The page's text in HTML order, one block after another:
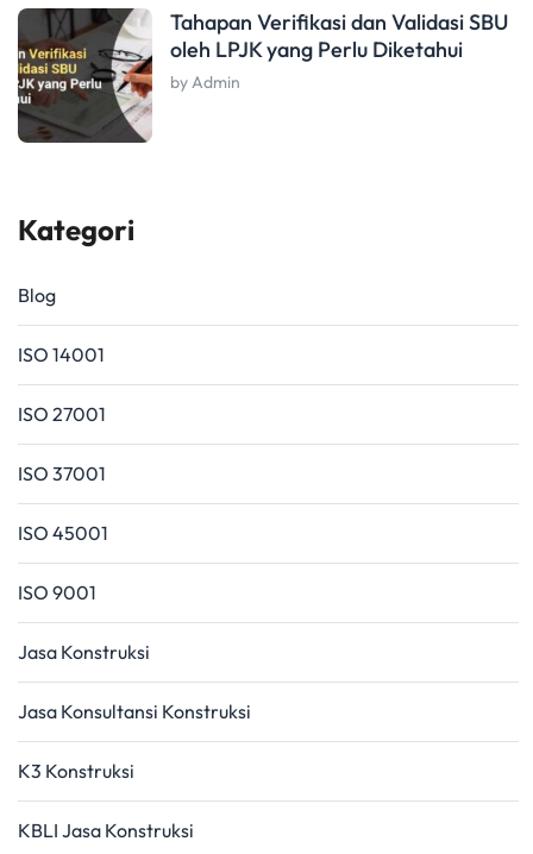
Tahapan Verifikasi dan Validasi SBU
oleh LPJK yang Perlu Diketahui
by Admin
Kategori
Blog
ISO 14001
ISO 27001
ISO 37001
ISO 45001
ISO 9001
Jasa Konstruksi
Jasa Konsultansi Konstruksi
K3 Konstruksi
KBLI Jasa Konstruksi